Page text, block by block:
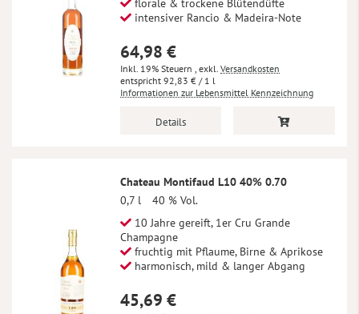
florale & trockene Blütendüfte
intensiver Rancio & Madeira-Note
64,98 €
Inkl. 19% Steuern , exkl. Versandkosten
92,83 € / 1 l
Informationen zur Lebensmittel Kennzeichnung
Details
Chateau Montifaud L10 40% 0.70
0,7 l
40 % Vol.
10 Jahre gereift, 1er Cru Grande
Champagne
fruchtig mit Pflaume, Birne & Aprikose
harmonisch, mild & langer Abgang
45,69 €